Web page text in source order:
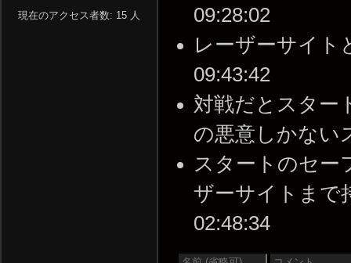
09:28:02
レーザーサイト
09:43:42
対戦だとスター
の悪意しかない
スタートのセー
ザーサイトまで
02:48:34
現在のアクセス者数: 15 人